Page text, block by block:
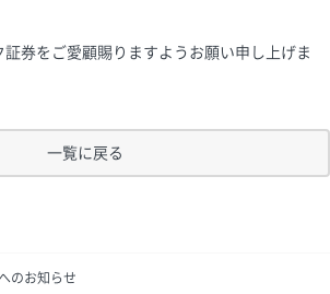
証券をご愛顧賜りますようお願い申し上げま
一覧に戻る
のお知らせ